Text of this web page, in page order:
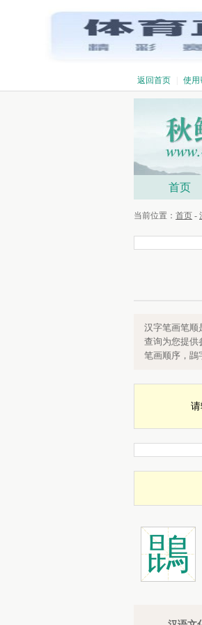
返回首页 使用
首页
当前位置： 首页 -
汉字笔画笔顺
查询为您提供
笔画顺序，鵾
请
鵾